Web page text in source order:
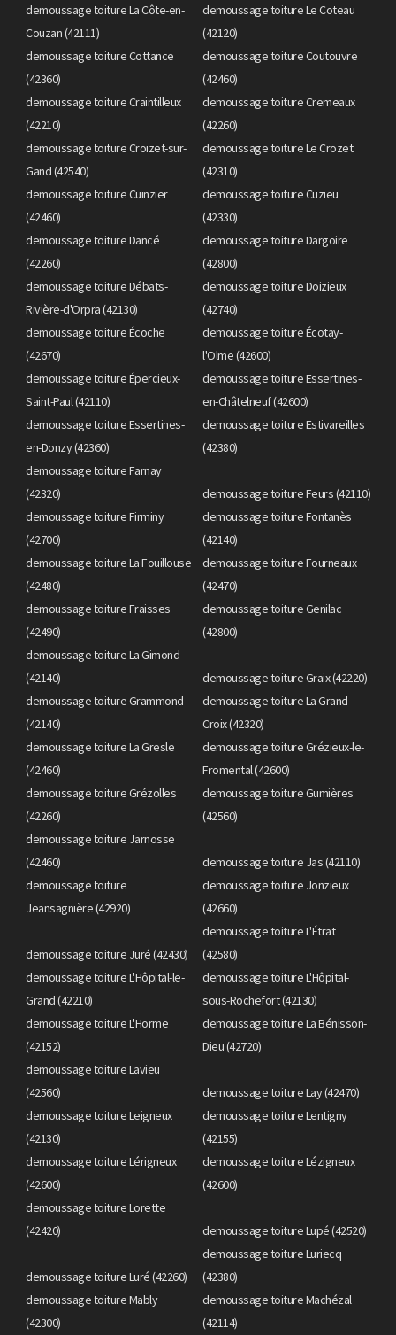
demoussage toiture La Côte-en-
Couzan (42111)
demoussage toiture Le Coteau
(42120)
demoussage toiture Cottance
(42360)
demoussage toiture Coutouvre
(42460)
demoussage toiture Craintilleux
(42210)
demoussage toiture Cremeaux
(42260)
demoussage toiture Croizet-sur-
Gand (42540)
demoussage toiture Le Crozet
(42310)
demoussage toiture Cuinzier
(42460)
demoussage toiture Cuzieu
(42330)
demoussage toiture Dancé
(42260)
demoussage toiture Dargoire
(42800)
demoussage toiture Débats-
Rivière-d'Orpra (42130)
demoussage toiture Doizieux
(42740)
demoussage toiture Écoche
(42670)
demoussage toiture Écotay-
l'Olme (42600)
demoussage toiture Épercieux-
Saint-Paul (42110)
demoussage toiture Essertines-
en-Châtelneuf (42600)
demoussage toiture Essertines-
en-Donzy (42360)
demoussage toiture Estivareilles
(42380)
demoussage toiture Farnay
(42320)
demoussage toiture Feurs (42110)
demoussage toiture Firminy
(42700)
demoussage toiture Fontanès
(42140)
demoussage toiture La Fouillouse
(42480)
demoussage toiture Fourneaux
(42470)
demoussage toiture Fraisses
(42490)
demoussage toiture Genilac
(42800)
demoussage toiture La Gimond
(42140)
demoussage toiture Graix (42220)
demoussage toiture Grammond
(42140)
demoussage toiture La Grand-
Croix (42320)
demoussage toiture La Gresle
(42460)
demoussage toiture Grézieux-le-
Fromental (42600)
demoussage toiture Grézolles
(42260)
demoussage toiture Gumières
(42560)
demoussage toiture Jarnosse
(42460)
demoussage toiture Jas (42110)
demoussage toiture
Jeansagnière (42920)
demoussage toiture Jonzieux
(42660)
demoussage toiture Juré (42430)
demoussage toiture L'Étrat
(42580)
demoussage toiture L'Hôpital-le-
Grand (42210)
demoussage toiture L'Hôpital-
sous-Rochefort (42130)
demoussage toiture L'Horme
(42152)
demoussage toiture La Bénisson-
Dieu (42720)
demoussage toiture Lavieu
(42560)
demoussage toiture Lay (42470)
demoussage toiture Leigneux
(42130)
demoussage toiture Lentigny
(42155)
demoussage toiture Lérigneux
(42600)
demoussage toiture Lézigneux
(42600)
demoussage toiture Lorette
(42420)
demoussage toiture Lupé (42520)
demoussage toiture Luré (42260)
demoussage toiture Luriecq
(42380)
demoussage toiture Mably
(42300)
demoussage toiture Machézal
(42114)